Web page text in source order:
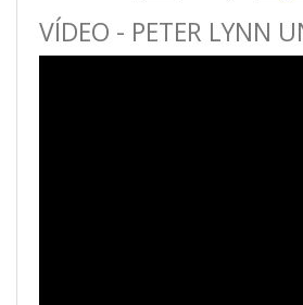
VÍDEO - PETER LYNN